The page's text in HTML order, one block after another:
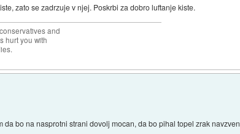
zato se zadrzuje v njej. Poskrbi za dobro luftanje kiste.
and
hurt you with
da bo na nasprotni strani dovolj mocan, da bo pihal topel zrak navzven